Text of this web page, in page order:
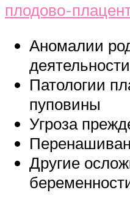
плодово-
Аномалии
деятельности
Патологии
пуповины
Угроза
Другие